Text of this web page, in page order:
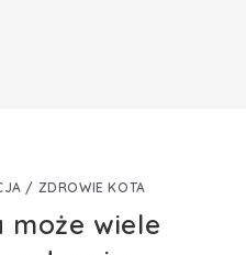
/ ZDROWIE KOTA
może wiele